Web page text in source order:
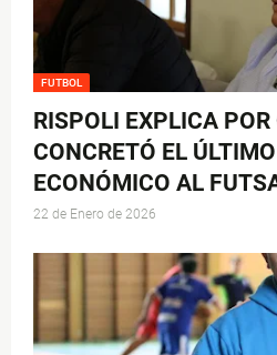
FUTBOL
RISPOLI EXPLICA POR
CONCRETÓ EL
ECONÓMICO AL
22 de Enero de 2026